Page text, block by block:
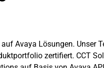
Avaya Lösungen.
zertifiert. CCT